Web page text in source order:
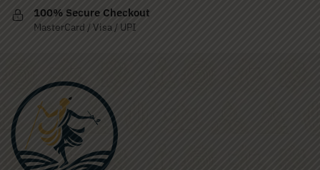
100% Secure Checkout
MasterCard / Visa / UPI